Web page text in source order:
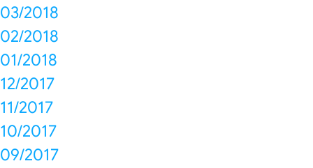
03/2018
02/2018
01/2018
12/2017
11/2017
10/2017
09/2017